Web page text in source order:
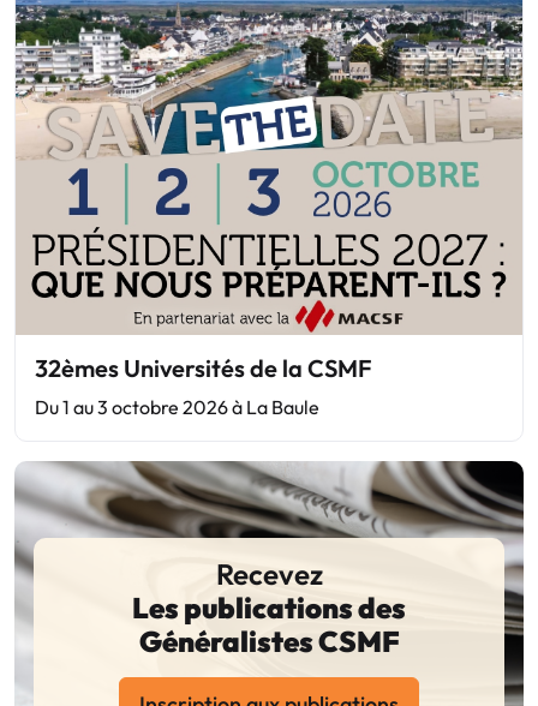
32èmes Universités de la CSMF
Du 1 au 3 octobre 2026 à La Baule
Recevez
Les publications des
Généralistes CSMF